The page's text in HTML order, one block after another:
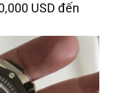
USD đến